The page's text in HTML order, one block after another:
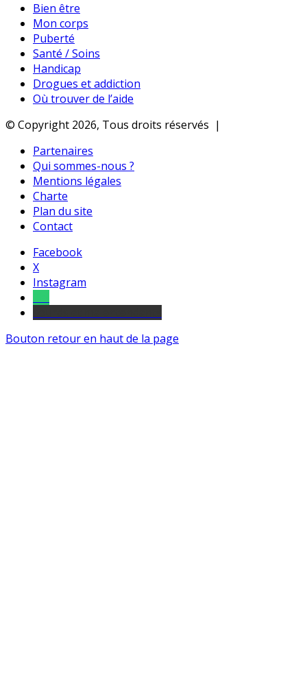
Bien être
Mon corps
Puberté
Santé / Soins
Handicap
Drogues et addiction
Où trouver de l’aide
© Copyright 2026, Tous droits réservés |
Partenaires
Qui sommes-nous ?
Mentions légales
Charte
Plan du site
Contact
Facebook
X
Instagram
Bouton retour en haut de la page